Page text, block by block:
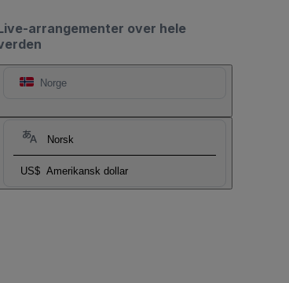
arrangementer over hele
Norge
Norsk
US$ Amerikansk dollar